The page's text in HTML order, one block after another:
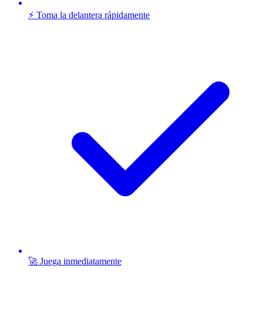
⚡ Toma la delantera rápidamente
🚀 Juega inmediatamente